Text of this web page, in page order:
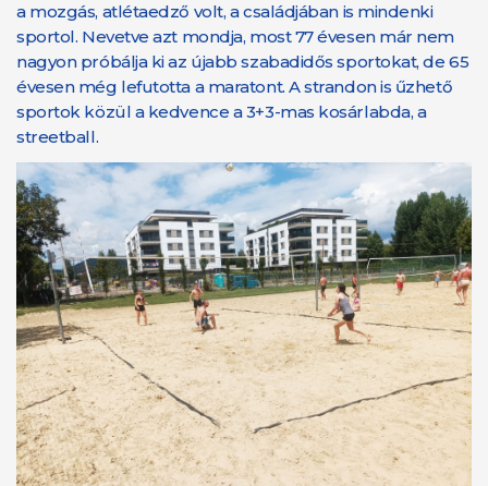
a mozgás, atlétaedző volt, a családjában is mindenki
sportol. Nevetve azt mondja, most 77 évesen már nem
nagyon próbálja ki az újabb szabadidős sportokat, de 65
évesen még lefutotta a maratont. A strandon is űzhető
sportok közül a kedvence a 3+3-mas kosárlabda, a
streetball.